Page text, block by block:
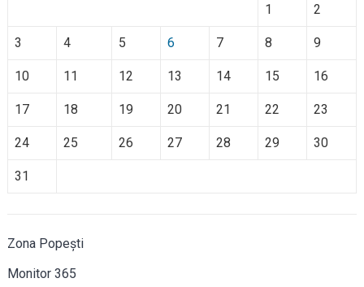
1 2
3 4 5 6 7 8 9
10 11 12 13 14 15 16
17 18 19 20 21 22 23
24 25 26 27 28 29 30
31
Zona Popești
Monitor 365